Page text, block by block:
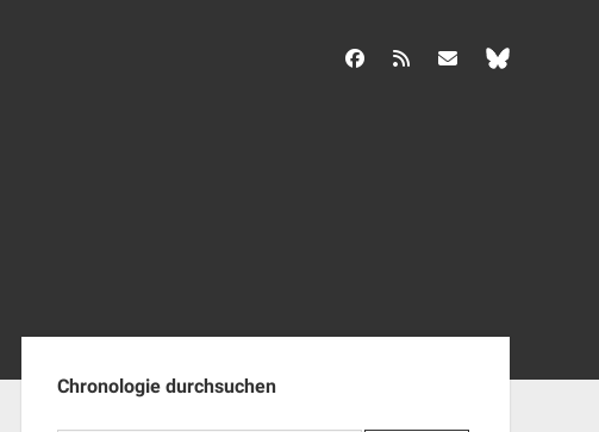
facebook info@aida-archiv.de
Chronologie durchsuchen